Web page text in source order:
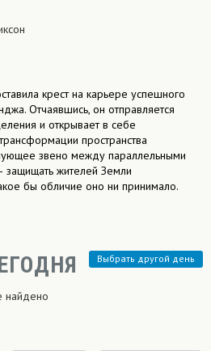
крест на карьере успешного
Отчаявшись, он отправляется
и открывает в себе
пространства
звено между параллельными
защищать жителей Земли
бы обличие оно ни принимало.
Выбрать другой день
найдено